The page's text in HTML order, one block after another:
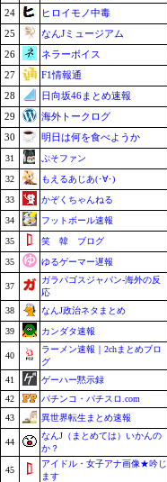
24
ヒロイモノ中毒
25
なんJミュージアム
26
ネラーボイス
27
F1情報通
28
日向坂46まとめ速報
29
海外トークログ
30
明日は何を食べようか
31 ぷそファン
32 もえるあじあ(･∀･)
33 かぞくちゃんねる
34 フットボール速報
35 笑 韓 ブログ
35 ゆるゲーマー遅報
37
ガラパゴスジャパン-海外の反
応
38
なんJ政治ネタまとめ
39 カンダタ速報
40
ラーメン速報｜2chまとめブロ
グ
41
ゲーハー黙示録
42
パチンコ・パチスロ.com
43
異世界転生まとめ速報
44
なんJ（まとめては）いかんの
か？
45
アイドル・女子アナ画像★吟じ
ます